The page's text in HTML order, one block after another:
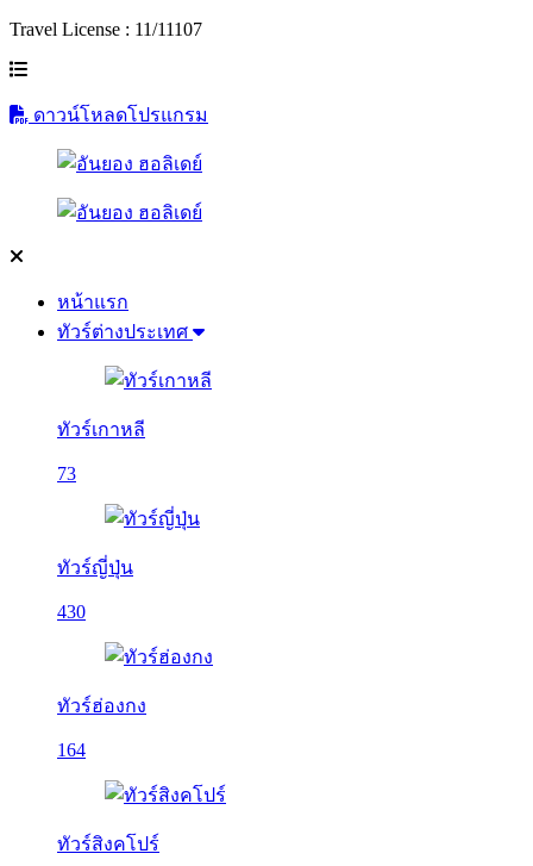
Travel License : 11/11107
ดาวน์โหลดโปรแกรม
หน้าแรก
ทัวร์ต่างประเทศ
ทัวร์เกาหลี
73
ทัวร์ญี่ปุ่น
430
ทัวร์ฮ่องกง
164
ทัวร์สิงคโปร์